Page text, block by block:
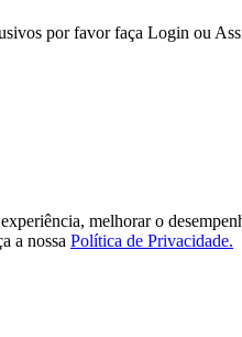
por favor faça Login ou
melhorar o
a nossa Política de Privacidade.